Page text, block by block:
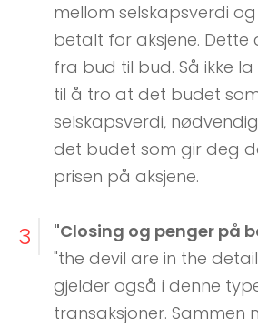
mellom selskapsverdi
betalt for aksjene. Dette
fra bud til bud. Så ikke
til å tro at det budet
selskapsverdi,
det budet som gir deg
prisen på aksjene.
3 "Closing og penger på
"the devil are in the
gjelder også i denne
transaksjoner. Sammen